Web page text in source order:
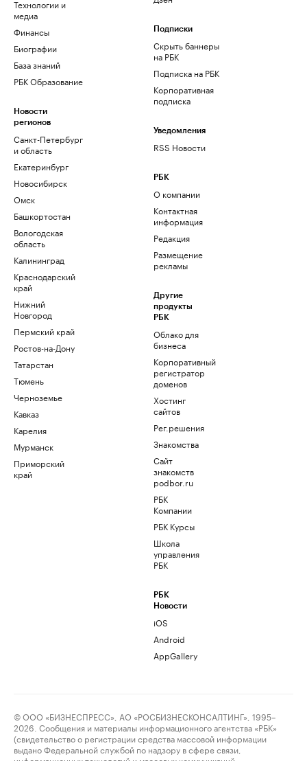
Технологии и
медиа
Финансы
Биографии
База знаний
РБК Образование
Новости
регионов
Санкт-Петербург
и область
Екатеринбург
Новосибирск
Омск
Башкортостан
Вологодская
область
Калининград
Краснодарский
край
Нижний
Новгород
Пермский край
Ростов-на-Дону
Татарстан
Тюмень
Черноземье
Кавказ
Карелия
Мурманск
Приморский
край
Подписки
Скрыть баннеры
на РБК
Подписка на РБК
Корпоративная
подписка
Уведомления
RSS Новости
РБК
О компании
Контактная
информация
Редакция
Размещение
рекламы
Другие
продукты
РБК
Облако для
бизнеса
Корпоративный
регистратор
доменов
Хостинг
сайтов
Рег.решения
Знакомства
Сайт
знакомств
podbor.ru
РБК
Компании
РБК Курсы
Школа
управления
РБК
РБК
Новости
iOS
Android
AppGallery
© ООО «БИЗНЕСПРЕСС», АО «РОСБИЗНЕСКОНСАЛТИНГ», 1995–
2026. Сообщения и материалы информационного агентства «РБК»
(свидетельство о регистрации средства массовой информации
выдано Федеральной службой по надзору в сфере связи,